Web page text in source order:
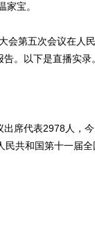
家宝。
第五次会议在人
。以下是直播实录。
席代表2978人，
共和国第十一届